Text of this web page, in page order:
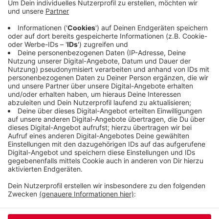
Atmosphäre der Feier zu vermitteln. Und für
übliche Weihnachts-Geschenke-Tüte geben. Die
müssen sie sich allerdings ein paar Tage vorher
selbst abholen. Außerdem werden noch Spender
für die Tüten gesucht.Alle Infos dazu
Veröffentlicht:Donnerstag, 12.11.2020 06:47
Anzeige
Anzeige